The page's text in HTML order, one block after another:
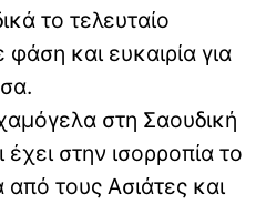
το τελευταίο
και ευκαιρία για
στη Σαουδική
στην ισορροπία το
τους Ασιάτες και